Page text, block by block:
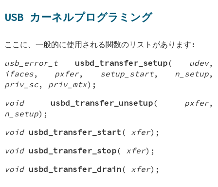
USB カーネルプログラミング
ここに、一般的に使用される関数のリストがあります:
usb_error_t
usbd_transfer_setup( udev,
ifaces, pxfer, setup_start, n_setup,
priv_sc, priv_mtx);
void
usbd_transfer_unsetup( pxfer,
n_setup);
void usbd_transfer_start ( xfer);
void usbd_transfer_stop( xfer);
void usbd_transfer_drain( xfer);